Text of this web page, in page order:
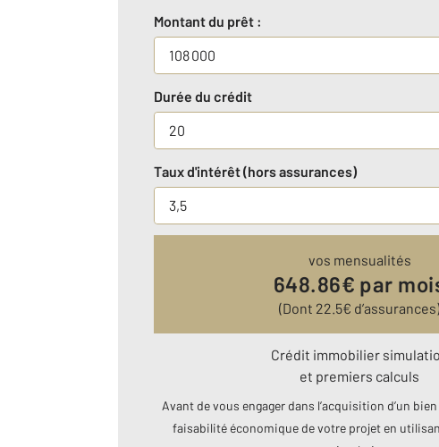
Montant du prêt :
Durée du crédit
Taux d'intérêt (hors assurances)
vos mensualités
648.86€ par
(Dont 22.5€ d’assurances)
Crédit immobilier
et premiers calculs
Avant de vous engager dans l’acquisition d’un
faisabilité économique de votre projet en